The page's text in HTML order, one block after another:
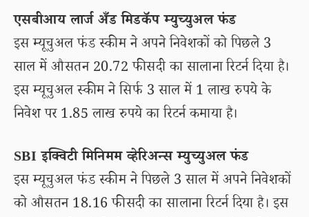
एसबीआय लार्ज अँड मिडकॅप म्युच्युअल फंड
इस म्यूचुअल फंड स्कीम ने अपने निवेशकों को पिछले 3
साल में औसतन 20.72 फीसदी का सालाना रिटर्न दिया है।
इस म्यूचुअल स्कीम ने सिर्फ 3 साल में 1 लाख रुपये के
निवेश पर 1.85 लाख रुपये का रिटर्न कमाया है।
SBI इक्विटी मिनिमम व्हेरिअन्स म्युच्युअल फंड
इस म्यूचुअल फंड स्कीम ने पिछले 3 साल में अपने निवेशकों
को औसतन 18.16 फीसदी का सालाना रिटर्न दिया है। इस